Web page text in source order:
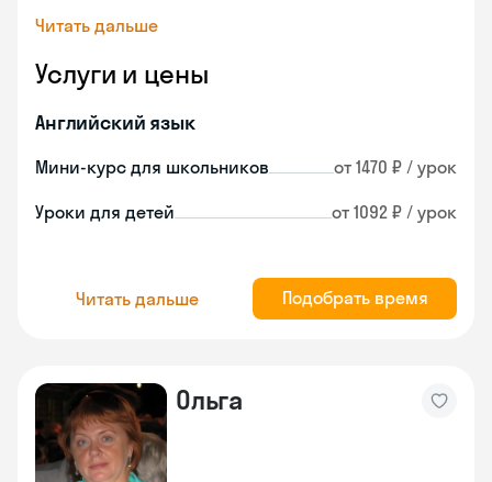
Читать дальше
Услуги и цены
Английский язык
Мини-курс для школьников от 1470 ₽ / урок
Уроки для детей от 1092 ₽ / урок
Читать дальше Подобрать время
Ольга